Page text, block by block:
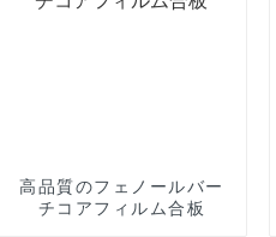
高品質のフェノールバー
チコアフィルム合板